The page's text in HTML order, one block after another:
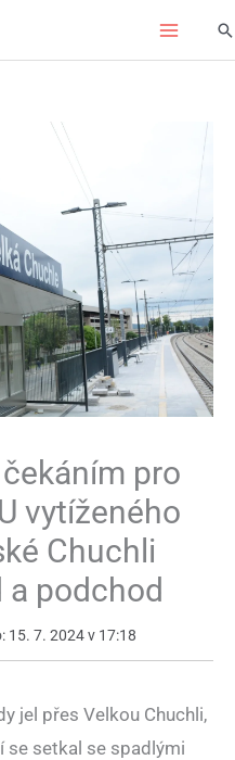
pro
vytíženého
Chuchli
a podchod
15. 7. 2024 v 17:18
jel přes Velkou Chuchli,
se setkal se spadlými